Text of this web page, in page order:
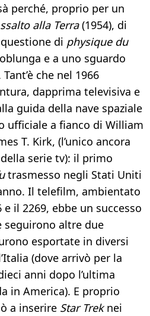
perché, proprio per un
alla Terra(1954), di
di physique du
e a uno sguardo
che nel 1966
dapprima televisiva e
guida della nave spaziale
ufficiale a fianco di William
T. Kirk, (l’unico ancora
serie tv): il primo
trasmesso negli Stati Uniti
Il telefilm, ambientato
il 2269, ebbe un successo
seguirono altre due
esportate in diversi
(dove arrivò per la
anni dopo l’ultima
in America). E proprio
a inserire Star Treknei